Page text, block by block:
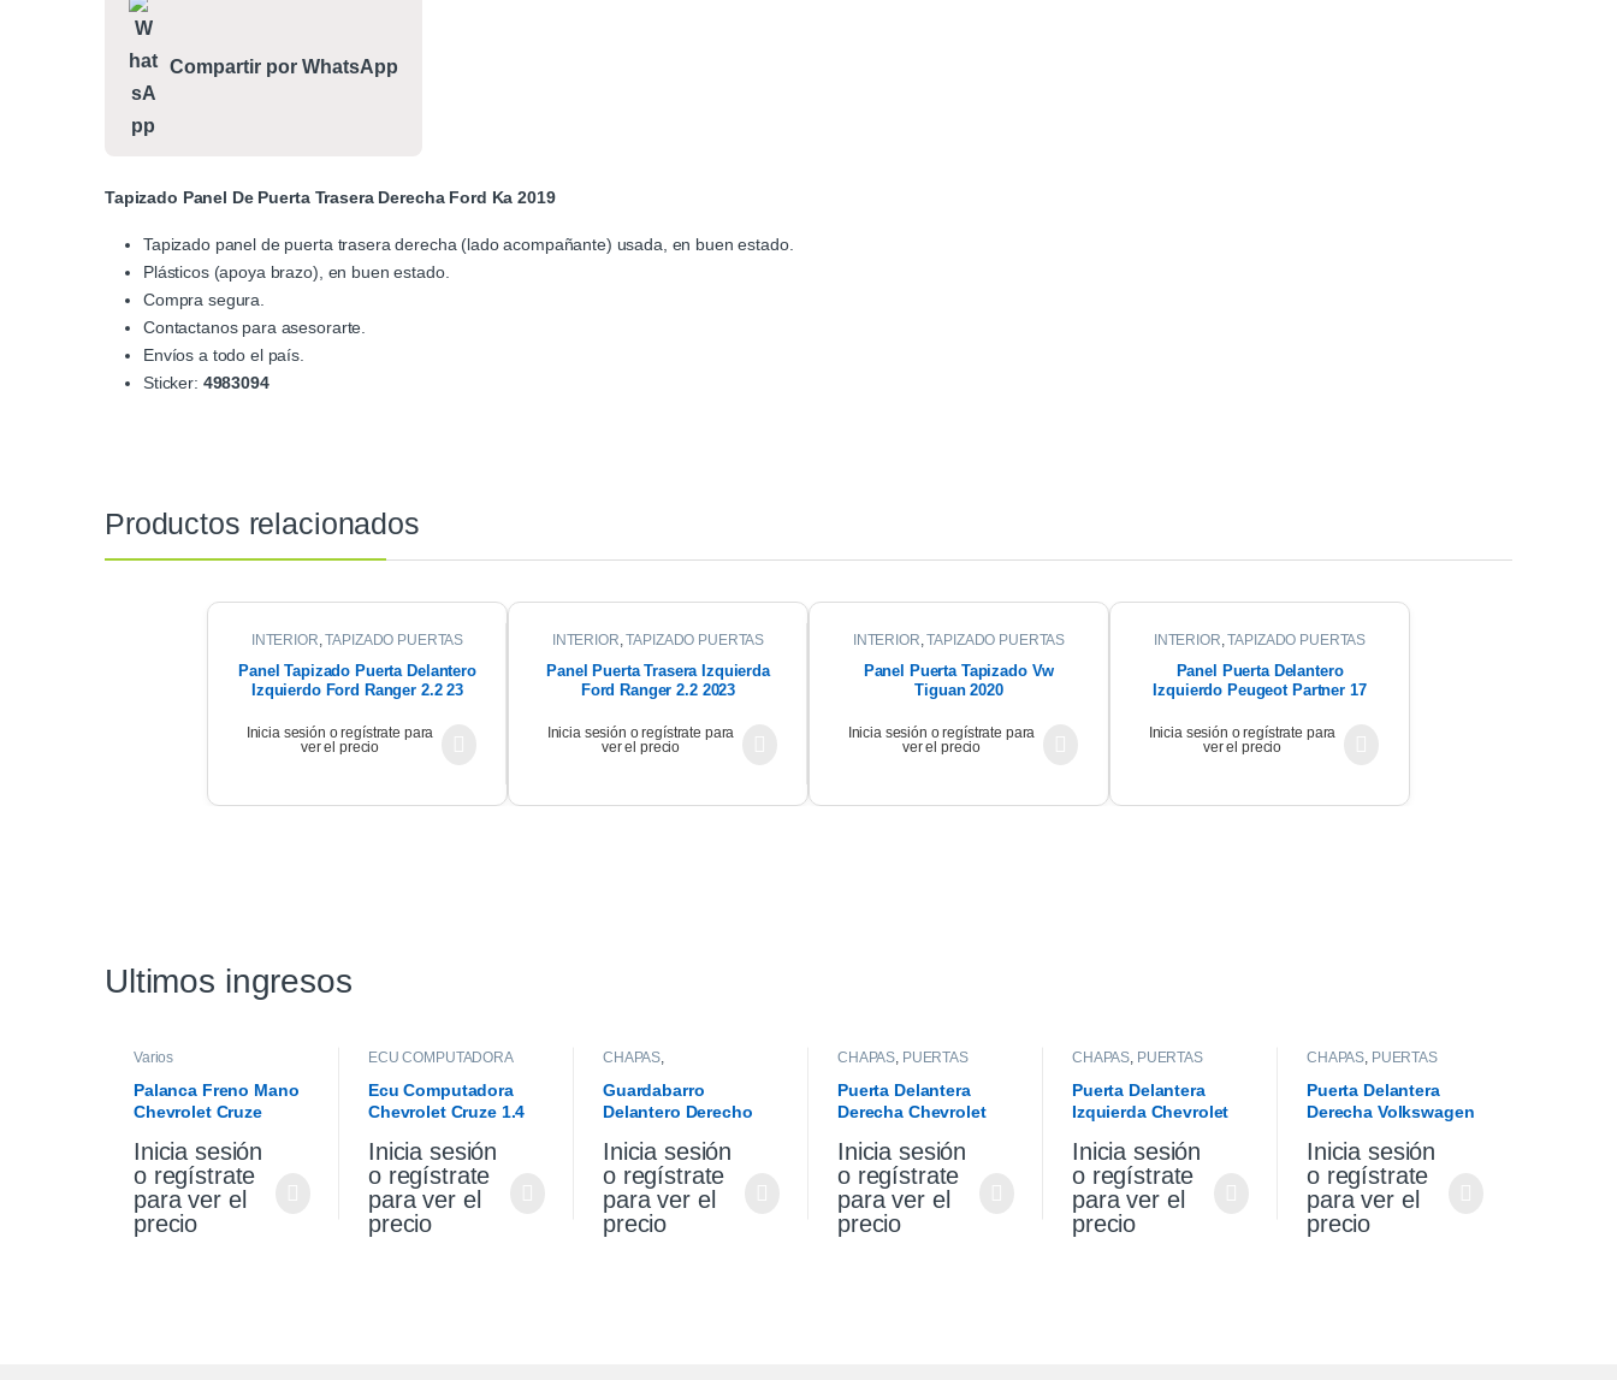
Compartir por WhatsApp
Tapizado Panel De Puerta Trasera Derecha Ford Ka 2019
Tapizado panel de puerta trasera derecha (lado acompañante) usada, en buen estado.
Plásticos (apoya brazo), en buen estado.
Compra segura.
Contactanos para asesorarte.
Envíos a todo el país.
Sticker: 4983094
Productos relacionados
INTERIOR,TAPIZADO PUERTAS
Panel Tapizado Puerta Delantero
Izquierdo Ford Ranger 2.2 23
Inicia sesión o regístrate para
ver el precio
INTERIOR,TAPIZADO PUERTAS
Panel Puerta Trasera Izquierda
Ford Ranger 2.2 2023
Inicia sesión o regístrate para
ver el precio
INTERIOR,TAPIZADO PUERTAS
Panel Puerta Tapizado Vw
Tiguan 2020
Inicia sesión o regístrate para
ver el precio
INTERIOR,TAPIZADO PUERTAS
Panel Puerta Delantero
Izquierdo Peugeot Partner 17
Inicia sesión o regístrate para
ver el precio
Ultimos ingresos
Varios
Palanca Freno Mano
Chevrolet Cruze
Inicia sesión
o regístrate
para ver el
precio
ECU COMPUTADORA
Ecu Computadora
Chevrolet Cruze 1.4
Inicia sesión
o regístrate
para ver el
precio
CHAPAS
Guardabarro
Delantero Derecho
Inicia sesión
o regístrate
para ver el
precio
CHAPAS PUERTAS
Puerta Delantera
Derecha Chevrolet
Inicia sesión
o regístrate
para ver el
precio
CHAPAS PUERTAS
Puerta Delantera
Izquierda Chevrolet
2007
Inicia sesión
o regístrate
para ver el
precio
CHAPAS PUERTAS
Puerta Delantera
Derecha Volkswagen
Inicia sesión
o regístrate
para ver el
precio